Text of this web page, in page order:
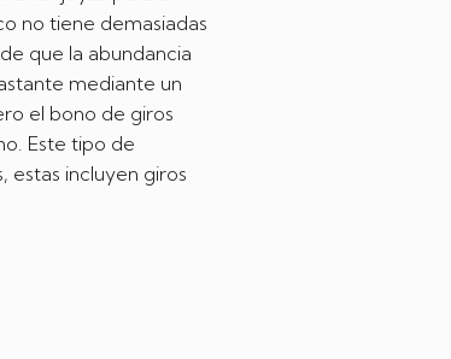
no tiene demasiadas
que la abundancia
mediante un
el bono de giros
Este tipo de
incluyen giros